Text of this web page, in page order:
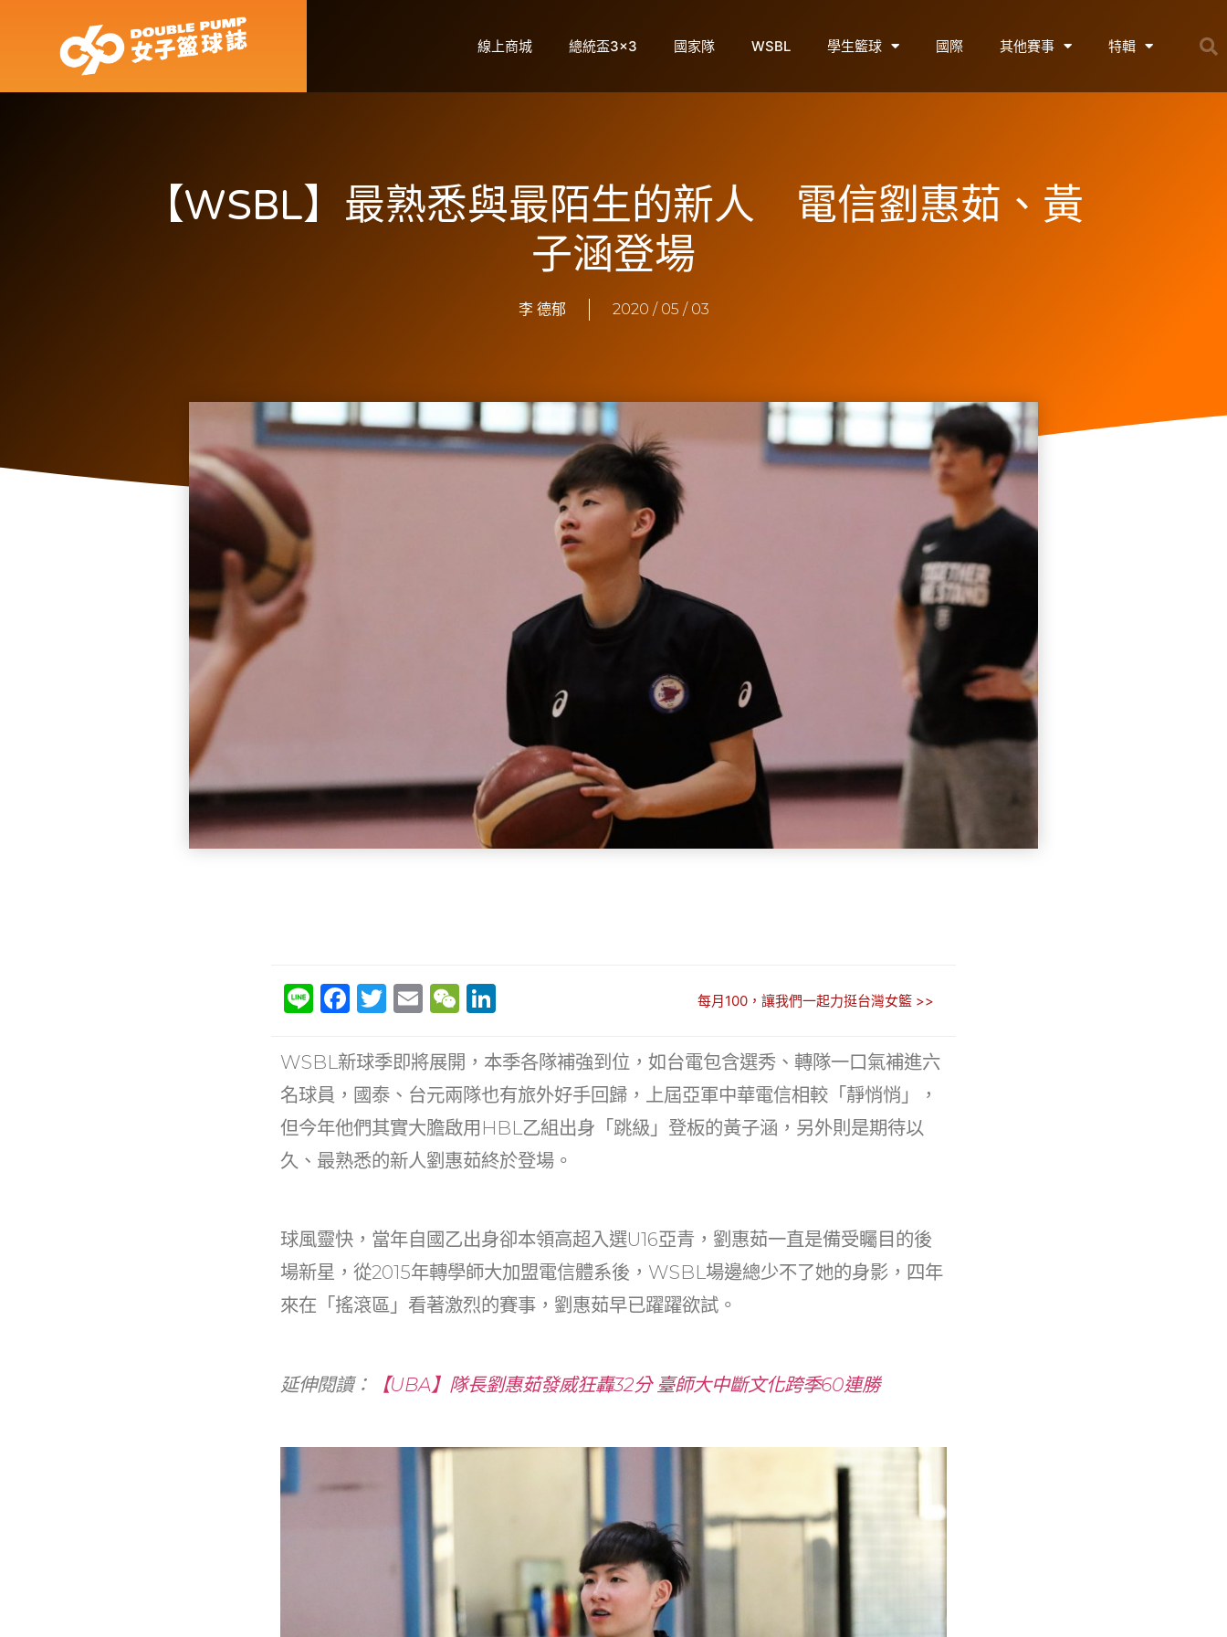
線上商城 總統盃3×3 國家隊 WSBL 學生籃球 國際 其他賽事 特輯
【WSBL】最熟悉與最陌生的新人 電信劉惠茹、黃
子涵登場
李 德郁 2020 / 05 / 03
Li
e
F
c
e
b
o
o
T
itt
er
E
ai
l
W
C
h
at
k
e
dI
n
每月100，讓我們一起力挺台灣女籃 >>
WSBL新球季即將展開，本季各隊補強到位，如台電包含選秀、轉隊一口氣補進六
名球員，國泰、台元兩隊也有旅外好手回歸，上屆亞軍中華電信相較「靜悄悄」，
但今年他們其實大膽啟用HBL乙組出身「跳級」登板的黃子涵，另外則是期待以
久、最熟悉的新人劉惠茹終於登場。
球風靈快，當年自國乙出身卻本領高超入選U16亞青，劉惠茹一直是備受矚目的後
場新星，從2015年轉學師大加盟電信體系後，WSBL場邊總少不了她的身影，四年
來在「搖滾區」看著激烈的賽事，劉惠茹早已躍躍欲試。
延伸閱讀： 【UBA】隊長劉惠茹發威狂轟32分 臺師大中斷文化跨季60連勝